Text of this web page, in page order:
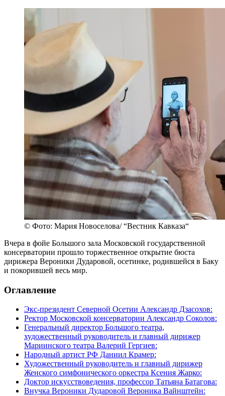
© Фото: Мария Новоселова/ “Вестник Кавказа“
Вчера в фойе Большого зала Московской государственной
консерватории прошло торжественное открытие бюста
дирижера Вероники Дударовой, осетинке, родившейся в Баку
и покорившей весь мир.
Оглавление
Экс-президент Северной Осетии Александр Дзасохов:
Ректор Московской консерватории Александр Соколов:
Генеральный директор Большого театра,
художественный руководитель и главный дирижер
Мариинского театра Валерий Гергиев:
Народный артист РФ Даниил Крамер:
Художественный руководитель и главный дирижер
Женского симфонического оркестра Ксения Жарко:
Доктор искусствоведения, профессор Татьяна Батагова:
Внучка Вероники Дударовой Вероника Вайнштейн: